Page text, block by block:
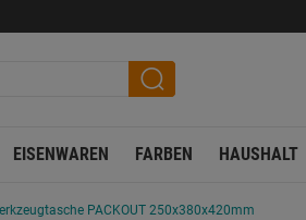
EISENWAREN FARBEN HAUSHALT
PACKOUT 250x380x420mm